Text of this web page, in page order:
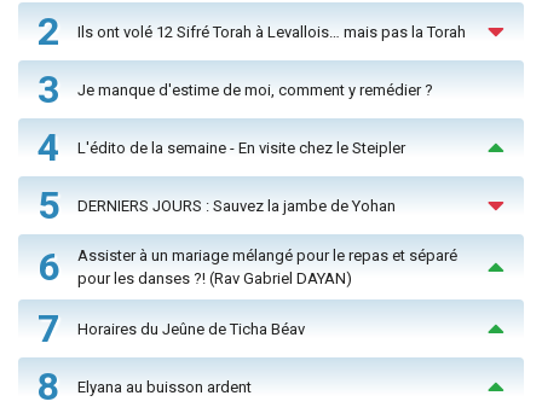
2 Ils ont volé 12 Sifré Torah à Levallois… mais pas la Torah
3 Je manque d'estime de moi, comment y remédier ?
4 L'édito de la semaine - En visite chez le Steipler
5 DERNIERS JOURS : Sauvez la jambe de Yohan
6
Assister à un mariage mélangé pour le repas et séparé
pour les danses ?! (Rav Gabriel DAYAN)
7 Horaires du Jeûne de Ticha Béav
8 Elyana au buisson ardent